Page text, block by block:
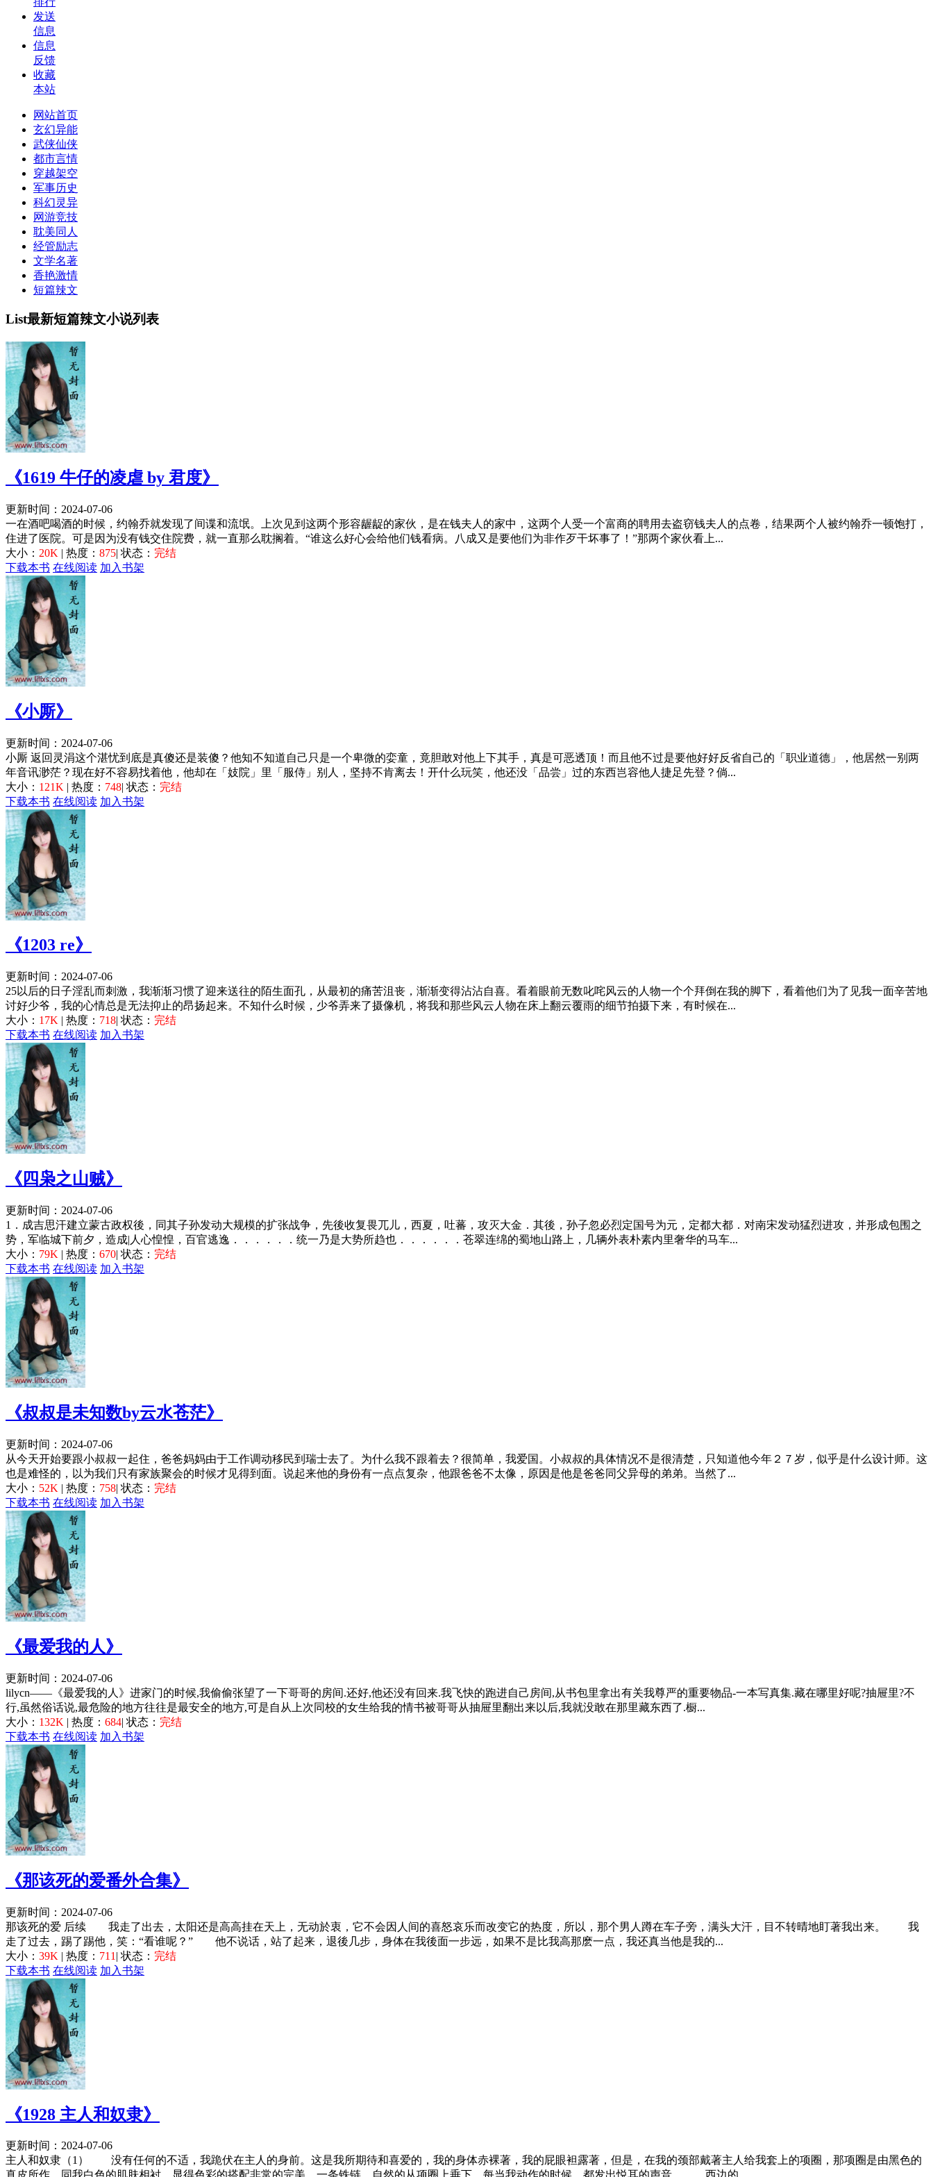
发送
信息
信息
反馈
收藏
本站
网站首页
玄幻异能
武侠仙侠
都市言情
穿越架空
军事历史
科幻灵异
网游竞技
耽美同人
经管励志
文学名著
香艳激情
短篇辣文
List最新短篇辣文小说列表
《1619 牛仔的凌虐 by 君度》
更新时间：2024-07-06
一在酒吧喝酒的时候，约翰乔就发现了间谍和流氓。上次见到这两个形容龌龊的家伙，是在钱夫人的家中，这两个人受一个富商的聘用去盗窃钱夫人的点卷，结果两个人被约翰乔一顿饱打，
住进了医院。可是因为没有钱交住院费，就一直那么耽搁着。“谁这么好心会给他们钱看病。八成又是要他们为非作歹干坏事了！”那两个家伙看上...
大小： 20K | 热度： 875| 状态： 完结
下载本书 在线阅读 加入书架
《小厮》
更新时间：2024-07-06
小厮 返回灵涓这个湛忧到底是真傻还是装傻？他知不知道自己只是一个卑微的娈童，竟胆敢对他上下其手，真是可恶透顶！而且他不过是要他好好反省自己的「职业道德」，他居然一别两
年音讯渺茫？现在好不容易找着他，他却在「妓院」里「服侍」别人，坚持不肯离去！开什么玩笑，他还没「品尝」过的东西岂容他人捷足先登？倘...
大小： 121K | 热度： 748| 状态： 完结
下载本书 在线阅读 加入书架
《1203 re》
更新时间：2024-07-06
25以后的日子淫乱而刺激，我渐渐习惯了迎来送往的陌生面孔，从最初的痛苦沮丧，渐渐变得沾沾自喜。看着眼前无数叱咤风云的人物一个个拜倒在我的脚下，看着他们为了见我一面辛苦地
讨好少爷，我的心情总是无法抑止的昂扬起来。不知什么时候，少爷弄来了摄像机，将我和那些风云人物在床上翻云覆雨的细节拍摄下来，有时候在...
大小： 17K | 热度： 718| 状态： 完结
下载本书 在线阅读 加入书架
《四枭之山贼》
更新时间：2024-07-06
1．成吉思汗建立蒙古政权後，同其子孙发动大规模的扩张战争，先後收复畏兀儿，西夏，吐蕃，攻灭大金．其後，孙子忽必烈定国号为元，定都大都．对南宋发动猛烈进攻，并形成包围之
势，军临城下前夕，造成|人心惶惶，百官逃逸．．．．．．统一乃是大势所趋也．．．．．．苍翠连绵的蜀地山路上，几辆外表朴素内里奢华的马车...
大小： 79K | 热度： 670| 状态： 完结
下载本书 在线阅读 加入书架
《叔叔是未知数by云水苍茫》
更新时间：2024-07-06
从今天开始要跟小叔叔一起住，爸爸妈妈由于工作调动移民到瑞士去了。为什么我不跟着去？很简单，我爱国。小叔叔的具体情况不是很清楚，只知道他今年２７岁，似乎是什么设计师。这
也是难怪的，以为我们只有家族聚会的时候才见得到面。说起来他的身份有一点点复杂，他跟爸爸不太像，原因是他是爸爸同父异母的弟弟。当然了...
大小： 52K | 热度： 758| 状态： 完结
下载本书 在线阅读 加入书架
《最爱我的人》
更新时间：2024-07-06
lilycn——《最爱我的人》进家门的时候,我偷偷张望了一下哥哥的房间.还好,他还没有回来.我飞快的跑进自己房间,从书包里拿出有关我尊严的重要物品-一本写真集.藏在哪里好呢?抽屉里?不
行,虽然俗话说,最危险的地方往往是最安全的地方,可是自从上次同校的女生给我的情书被哥哥从抽屉里翻出来以后,我就没敢在那里藏东西了.橱...
大小： 132K | 热度： 684| 状态： 完结
下载本书 在线阅读 加入书架
《那该死的爱番外合集》
更新时间：2024-07-06
那该死的爱 后续 我走了出去，太阳还是高高挂在天上，无动於衷，它不会因人间的喜怒哀乐而改变它的热度，所以，那个男人蹲在车子旁，满头大汗，目不转晴地盯著我出来。 我
走了过去，踢了踢他，笑：“看谁呢？” 他不说话，站了起来，退後几步，身体在我後面一步远，如果不是比我高那麽一点，我还真当他是我的...
大小： 39K | 热度： 711 | 状态： 完结
下载本书 在线阅读 加入书架
《1928 主人和奴隶》
更新时间：2024-07-06
主人和奴隶（1） 没有任何的不适，我跪伏在主人的身前。这是我所期待和喜爱的，我的身体赤裸著，我的屁眼袒露著，但是，在我的颈部戴著主人给我套上的项圈，那项圈是由黑色的